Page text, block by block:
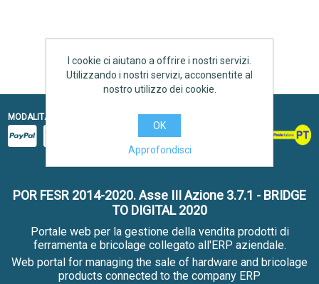
MODALITÀ DI PAGAMENTO SPEDITO CON
POR FESR 2014-2020. Asse III Azione 3.7.1 - BRIDGE
TO DIGITAL 2020
Portale web per la gestione della vendita prodotti di
ferramenta e bricolage collegato all'ERP aziendale.
Web portal for managing the sale of hardware and bricolage
products connected to the company ERP
I cookie ci aiutano a offrire i nostri servizi.
Utilizzando i nostri servizi, acconsentite al
nostro utilizzo dei cookie.
OK
Approfondisci